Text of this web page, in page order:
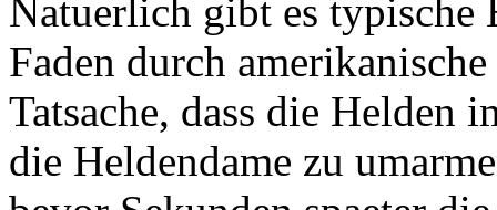
Natuerlich gibt es typische
Faden durch
Tatsache, dass die Helden
die Heldendame zu